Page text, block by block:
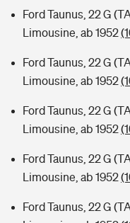
Ford Taunus, 22 G
Limousine, ab 1952
Ford Taunus, 22 G
Limousine, ab 1952
Ford Taunus, 22 G
Limousine, ab 1952
Ford Taunus, 22 G
Limousine, ab 1952
Ford Taunus, 22 G